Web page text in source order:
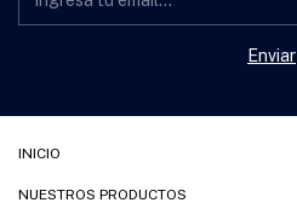
INICIO
NUESTROS PRODUCTOS